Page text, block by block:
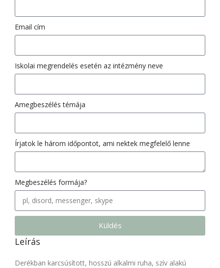
Email cím
Iskolai megrendelés esetén az intézmény neve
Amegbeszélés témája
Írjatok le három időpontot, ami nektek megfelelő lenne
Megbeszélés formája?
Küldés
Leírás
Derékban karcsúsított, hosszú alkalmi ruha, szív alakú